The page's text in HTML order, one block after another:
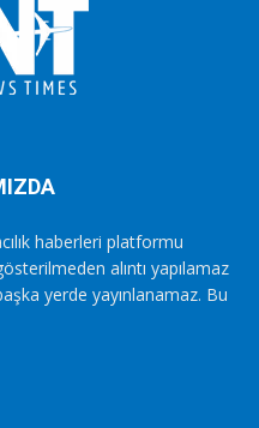
haberleri platformu
alıntı yapılamaz
yerde yayınlanamaz. Bu